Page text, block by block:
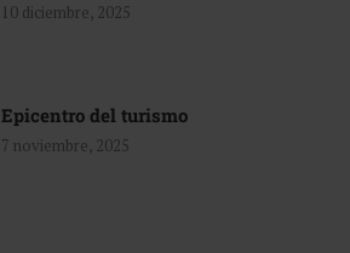
10 diciembre, 2025
Epicentro del turismo
7 noviembre, 2025